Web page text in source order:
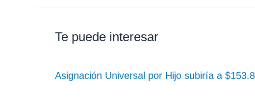
Te puede interesar
Asignación Universal por Hijo subiría a